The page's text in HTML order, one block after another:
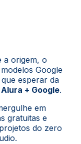
a origem, o
Google
esperar da
Alura + Google.
em
gratuitas e
do zero